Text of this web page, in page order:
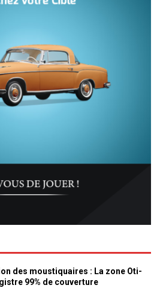
des moustiquaires : La zone Oti-
99% de couverture